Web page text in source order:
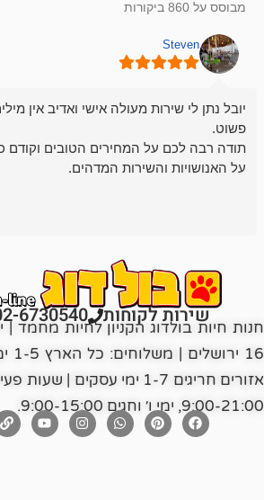
מבוסס על 860 ביקורות
Steven
יובל נתן לי שירות מעולה אישי ואדיב אין
פשוט.
תודה רבה לכם על המחירים הטובים וקודם
על האנושויות והשירות המדהים.
שירות לקוחות 6730540
חנות חיות בולדוג הקניון לחיות מחמד |
16
אזורים חריגים 1-7 ימי עסקים |
9:00-21:00, ימי ו׳ וחגים 9:00-15:00.